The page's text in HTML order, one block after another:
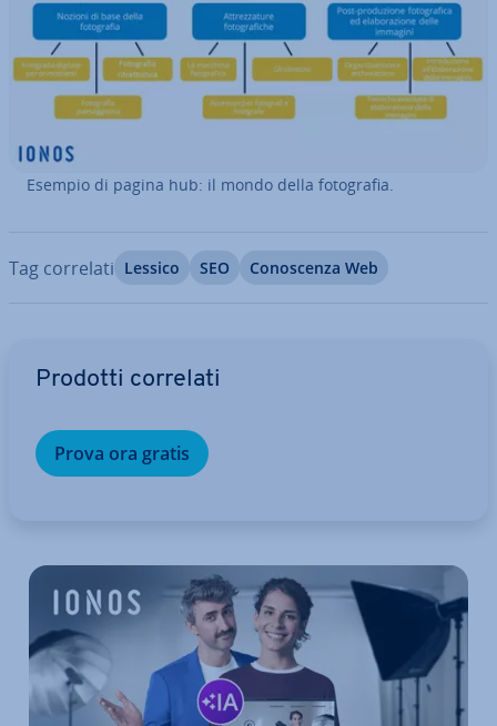
Esempio di pagina hub: il mondo della fo­to­gra­fia.
Tag correlati Lessico SEO Co­no­scen­za Web
Prodotti correlati
Prova ora gratis